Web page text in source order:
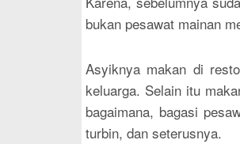
bukan pesawat mainan
Asyiknya makan di
keluarga. Selain itu
bagaimana, bagasi
turbin, dan seterusnya.